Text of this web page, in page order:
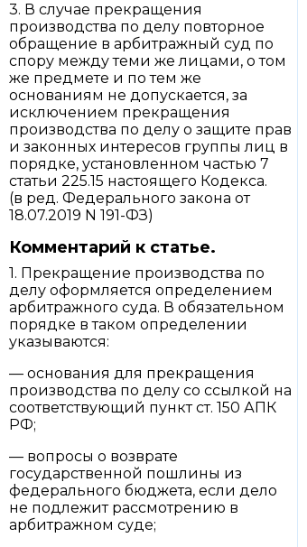
3. В случае прекращения
производства по делу повторное
обращение в арбитражный суд по
спору между теми же лицами, о том
же предмете и по тем же
основаниям не допускается, за
исключением прекращения
производства по делу о защите прав
и законных интересов группы лиц в
порядке, установленном частью 7
статьи 225.15 настоящего Кодекса.
(в ред. Федерального закона от
18.07.2019 N 191-ФЗ)
Комментарий к статье.
1. Прекращение производства по
делу оформляется определением
арбитражного суда. В обязательном
порядке в таком определении
указываются:
— основания для прекращения
производства по делу со ссылкой на
соответствующий пункт ст. 150 АПК
РФ;
— вопросы о возврате
государственной пошлины из
федерального бюджета, если дело
не подлежит рассмотрению в
арбитражном суде;